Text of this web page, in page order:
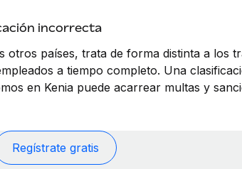
incorrecta
otros países, trata de forma distinta a los
a tiempo completo. Una
en Kenia puede acarrear multas y
Regístrate gratis